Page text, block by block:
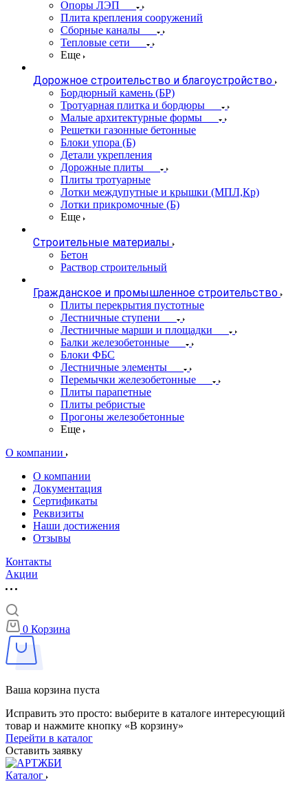
Опоры ЛЭП
Плита крепления сооружений
Сборные каналы
Тепловые сети
Еще
Дорожное строительство и благоустройство
Бордюрный камень (БР)
Тротуарная плитка и бордюры
Малые архитектурные формы
Решетки газонные бетонные
Блоки упора (Б)
Детали укрепления
Дорожные плиты
Плиты тротуарные
Лотки междупутные и крышки (МПЛ,Кр)
Лотки прикромочные (Б)
Еще
Строительные материалы
Бетон
Раствор строительный
Гражданское и промышленное строительство
Плиты перекрытия пустотные
Лестничные ступени
Лестничные марши и площадки
Балки железобетонные
Блоки ФБС
Лестничные элементы
Перемычки железобетонные
Плиты парапетные
Плиты ребристые
Прогоны железобетонные
Еще
О компании
О компании
Документация
Сертификаты
Реквизиты
Наши достижения
Отзывы
Контакты
Акции
0 Корзина
Ваша корзина пуста
Исправить это просто: выберите в каталоге интересующий
товар и нажмите кнопку «В корзину»
Перейти в каталог
Оставить заявку
Каталог